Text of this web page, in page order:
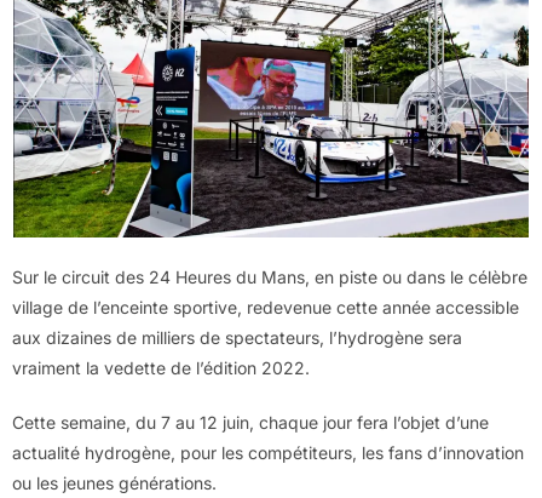
Sur le circuit des 24 Heures du Mans, en piste ou dans le célèbre
village de l’enceinte sportive, redevenue cette année accessible
aux dizaines de milliers de spectateurs, l’hydrogène sera
vraiment la vedette de l’édition 2022.
Cette semaine, du 7 au 12 juin, chaque jour fera l’objet d’une
actualité hydrogène, pour les compétiteurs, les fans d’innovation
ou les jeunes générations.